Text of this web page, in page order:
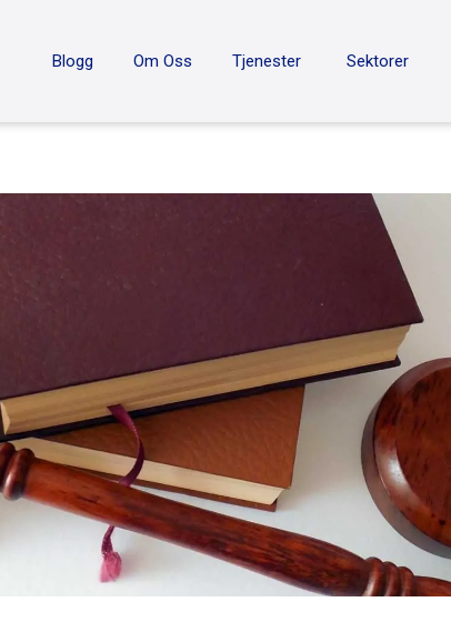
Blogg Om Oss Tjenester Sektorer